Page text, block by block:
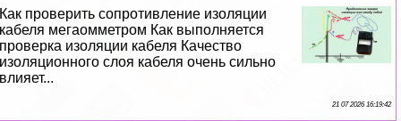
Как проверить сопротивление изоляции
кабеля мегаомметром Как выполняется
проверка изоляции кабеля Качество
изоляционного слоя кабеля очень сильно
влияет...
21 07 2026 16:19:42